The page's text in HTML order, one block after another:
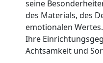
seine
des Materials, des
emotionalen
Ihre
Achtsamkeit und
Traun
Beiladung